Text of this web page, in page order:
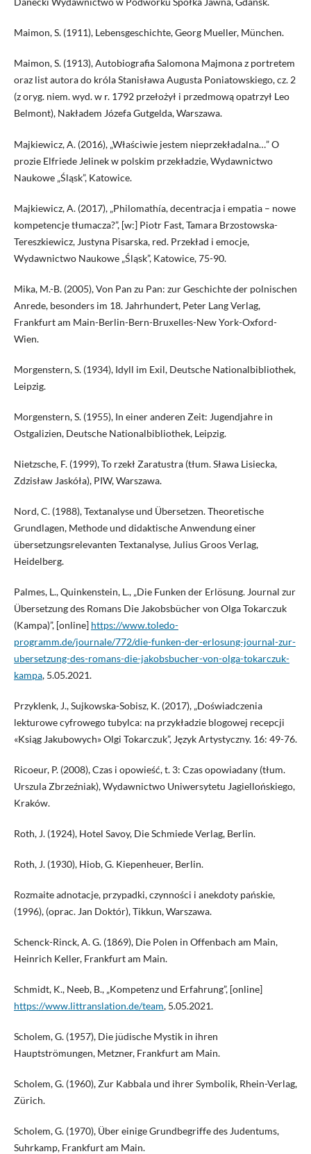
Maimon, S. (1911), Lebensgeschichte, Georg Mueller, München.
Maimon, S. (1913), Autobiografia Salomona Majmona z portretem
oraz list autora do króla Stanisława Augusta Poniatowskiego, cz. 2
(z oryg. niem. wyd. w r. 1792 przełożył i przedmową opatrzył Leo
Belmont), Nakładem Józefa Gutgelda, Warszawa.
Majkiewicz, A. (2016), „Właściwie jestem nieprzekładalna…” O
prozie Elfriede Jelinek w polskim przekładzie, Wydawnictwo
Naukowe „Śląsk”, Katowice.
Majkiewicz, A. (2017), „Philomathía, decentracja i empatia – nowe
kompetencje tłumacza?”, [w:] Piotr Fast, Tamara Brzostowska-
Tereszkiewicz, Justyna Pisarska, red. Przekład i emocje,
Wydawnictwo Naukowe „Śląsk”, Katowice, 75-90.
Mika, M.-B. (2005), Von Pan zu Pan: zur Geschichte der polnischen
Anrede, besonders im 18. Jahrhundert, Peter Lang Verlag,
Frankfurt am Main-Berlin-Bern-Bruxelles-New York-Oxford-
Wien.
Morgenstern, S. (1934), Idyll im Exil, Deutsche Nationalbibliothek,
Leipzig.
Morgenstern, S. (1955), In einer anderen Zeit: Jugendjahre in
Ostgalizien, Deutsche Nationalbibliothek, Leipzig.
Nietzsche, F. (1999), To rzekł Zaratustra (tłum. Sława Lisiecka,
Zdzisław Jaskóła), PIW, Warszawa.
Nord, C. (1988), Textanalyse und Übersetzen. Theoretische
Grundlagen, Methode und didaktische Anwendung einer
übersetzungsrelevanten Textanalyse, Julius Groos Verlag,
Heidelberg.
Palmes, L., Quinkenstein, L., „Die Funken der Erlösung. Journal zur
Übersetzung des Romans Die Jakobsbücher von Olga Tokarczuk
(Kampa)”, [online] https://www.toledo-
programm.de/journale/772/die-funken-der-erlosung-journal-zur-
ubersetzung-des-romans-die-jakobsbucher-von-olga-tokarczuk-
kampa, 5.05.2021.
Przyklenk, J., Sujkowska-Sobisz, K. (2017), „Doświadczenia
lekturowe cyfrowego tubylca: na przykładzie blogowej recepcji
«Ksiąg Jakubowych» Olgi Tokarczuk”, Język Artystyczny. 16: 49-76.
Ricoeur, P. (2008), Czas i opowieść, t. 3: Czas opowiadany (tłum.
Urszula Zbrzeźniak), Wydawnictwo Uniwersytetu Jagiellońskiego,
Kraków.
Roth, J. (1924), Hotel Savoy, Die Schmiede Verlag, Berlin.
Roth, J. (1930), Hiob, G. Kiepenheuer, Berlin.
Rozmaite adnotacje, przypadki, czynności i anekdoty pańskie,
(1996), (oprac. Jan Doktór), Tikkun, Warszawa.
Schenck-Rinck, A. G. (1869), Die Polen in Offenbach am Main,
Heinrich Keller, Frankfurt am Main.
Schmidt, K., Neeb, B., „Kompetenz und Erfahrung”, [online]
https://www.littranslation.de/team, 5.05.2021.
Scholem, G. (1957), Die jüdische Mystik in ihren
Hauptströmungen, Metzner, Frankfurt am Main.
Scholem, G. (1960), Zur Kabbala und ihrer Symbolik, Rhein-Verlag,
Zürich.
Scholem, G. (1970), Über einige Grundbegriffe des Judentums,
Suhrkamp, Frankfurt am Main.